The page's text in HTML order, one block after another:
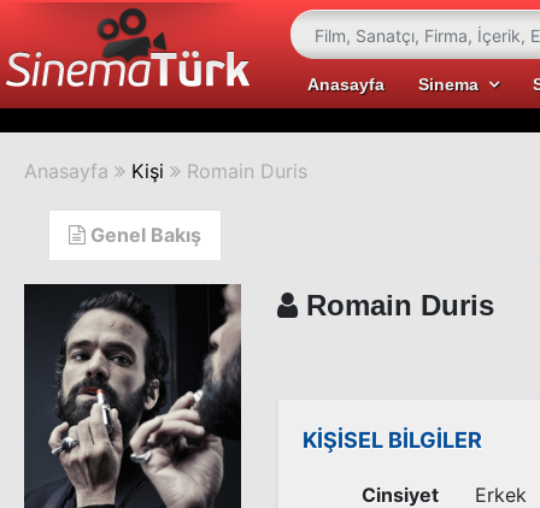
Anasayfa Sinema
Anasayfa Kişi Romain Duris
Genel Bakış
Romain Duris
KİŞİSEL BİLGİLER
Cinsiyet
Erkek